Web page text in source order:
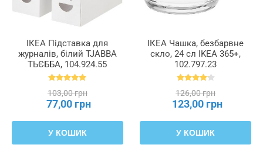
ІКЕА Підставка для
журналів, білий TJABBA
ТЬЄББА, 104.924.55
103,00 грн
77,00 грн
У КОШИК
ІКЕА Чашка, безбарвне
скло, 24 сл IKEA 365+,
102.797.23
126,00 грн
123,00 грн
У КОШИК